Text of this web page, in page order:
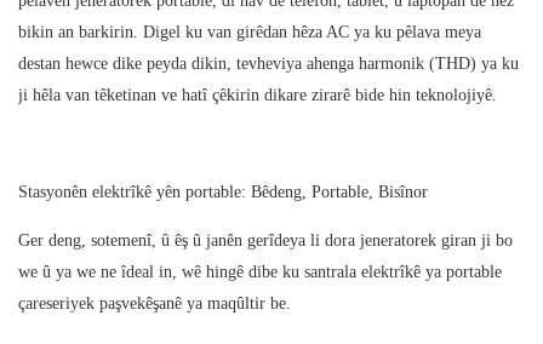
bikin an barkirin. Digel ku van girêdan hêza AC ya ku pêlava meya
destan hewce dike peyda dikin, tevheviya ahenga harmonik (THD) ya ku
ji hêla van têketinan ve hatî çêkirin dikare zirarê bide hin teknolojiyê.
Stasyonên elektrîkê yên portable: Bêdeng, Portable, Bisînor
Ger deng, sotemenî, û êş û janên gerîdeya li dora jeneratorek giran ji bo
we û ya we ne îdeal in, wê hingê dibe ku santrala elektrîkê ya portable
çareseriyek paşvekêşanê ya maqûltir be.